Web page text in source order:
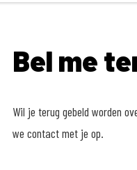
Bel me
Wil je terug gebeld worden
we contact met je op.